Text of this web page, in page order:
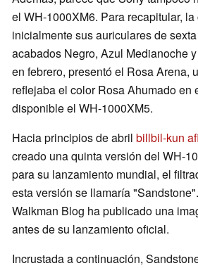
el WH-1000XM6. Para recapitular,
inicialmente sus auriculares de
acabados Negro, Azul Medianoche
en febrero, presentó el Rosa Arena,
reflejaba el color Rosa Ahumado en
disponible el WH-1000XM5.
Hacia principios de abril billbil-kun
creado una quinta versión del WH-
para su lanzamiento mundial, el
esta versión se llamaría
Walkman Blog ha publicado una
antes de su lanzamiento oficial.
Incrustada a continuación,